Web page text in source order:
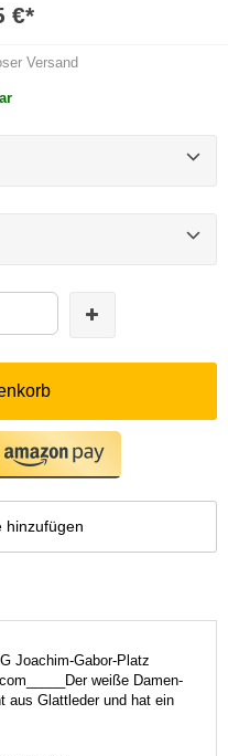
€*
Versand
hinzufügen
Joachim-Gabor-Platz
weiße Damen-
aus Glattleder und hat ein